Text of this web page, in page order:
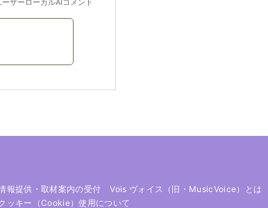
報提供・取材案内の受付 Vois ヴォイス（旧・MusicVoice）とは
ッキー（cookie）使用について